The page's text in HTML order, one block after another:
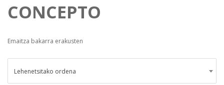
CONCEPTO
Emaitza bakarra erakusten
Lehenetsitako ordena